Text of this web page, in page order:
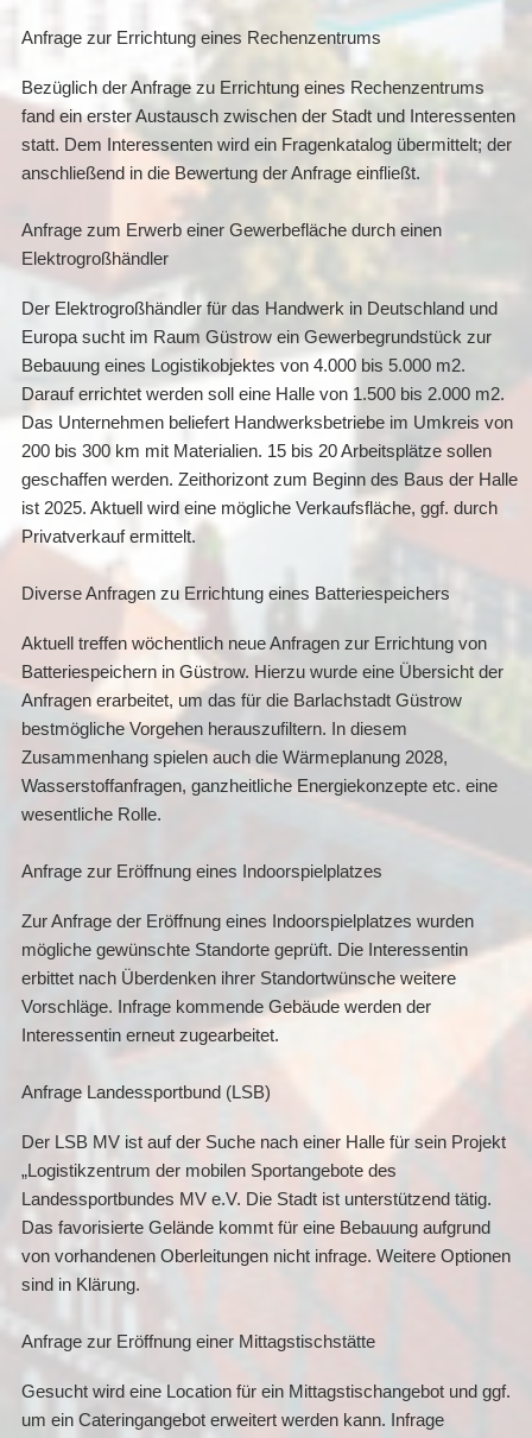
Anfrage zur Errichtung eines Rechenzentrums
Bezüglich der Anfrage zu Errichtung eines Rechenzentrums
fand ein erster Austausch zwischen der Stadt und Interessenten
statt. Dem Interessenten wird ein Fragenkatalog übermittelt; der
anschließend in die Bewertung der Anfrage einfließt.
Anfrage zum Erwerb einer Gewerbefläche durch einen
Elektrogroßhändler
Der Elektrogroßhändler für das Handwerk in Deutschland und
Europa sucht im Raum Güstrow ein Gewerbegrundstück zur
Bebauung eines Logistikobjektes von 4.000 bis 5.000 m2.
Darauf errichtet werden soll eine Halle von 1.500 bis 2.000 m2.
Das Unternehmen beliefert Handwerksbetriebe im Umkreis von
200 bis 300 km mit Materialien. 15 bis 20 Arbeitsplätze sollen
geschaffen werden. Zeithorizont zum Beginn des Baus der Halle
ist 2025. Aktuell wird eine mögliche Verkaufsfläche, ggf. durch
Privatverkauf ermittelt.
Diverse Anfragen zu Errichtung eines Batteriespeichers
Aktuell treffen wöchentlich neue Anfragen zur Errichtung von
Batteriespeichern in Güstrow. Hierzu wurde eine Übersicht der
Anfragen erarbeitet, um das für die Barlachstadt Güstrow
bestmögliche Vorgehen herauszufiltern. In diesem
Zusammenhang spielen auch die Wärmeplanung 2028,
Wasserstoffanfragen, ganzheitliche Energiekonzepte etc. eine
wesentliche Rolle.
Anfrage zur Eröffnung eines Indoorspielplatzes
Zur Anfrage der Eröffnung eines Indoorspielplatzes wurden
mögliche gewünschte Standorte geprüft. Die Interessentin
erbittet nach Überdenken ihrer Standortwünsche weitere
Vorschläge. Infrage kommende Gebäude werden der
Interessentin erneut zugearbeitet.
Anfrage Landessportbund (LSB)
Der LSB MV ist auf der Suche nach einer Halle für sein Projekt
„Logistikzentrum der mobilen Sportangebote des
Landessportbundes MV e.V. Die Stadt ist unterstützend tätig.
Das favorisierte Gelände kommt für eine Bebauung aufgrund
von vorhandenen Oberleitungen nicht infrage. Weitere Optionen
sind in Klärung.
Anfrage zur Eröffnung einer Mittagstischstätte
Gesucht wird eine Location für ein Mittagstischangebot und ggf.
um ein Cateringangebot erweitert werden kann. Infrage